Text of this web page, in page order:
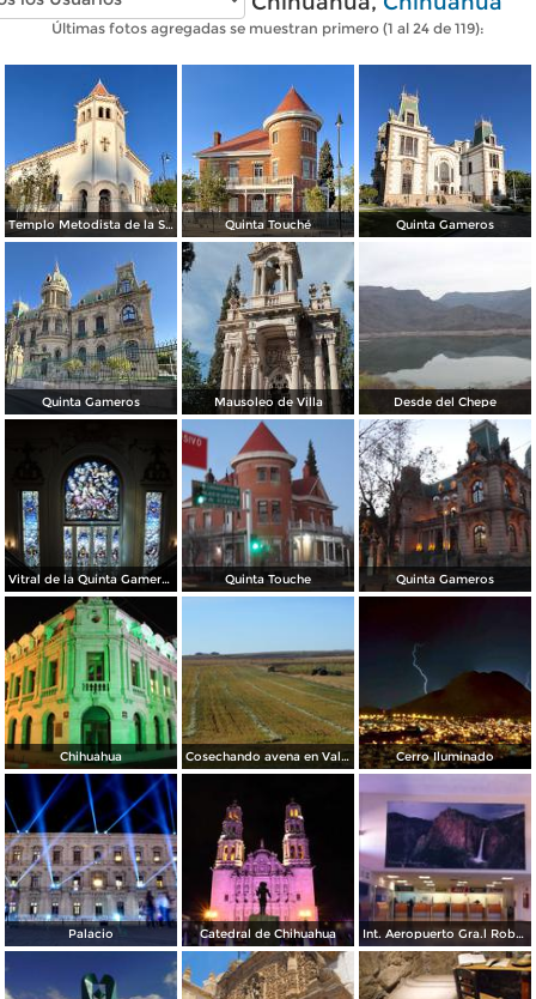
Últimas fotos agregadas se muestran primero (1 al 24 de 119):
Templo Metodista de la Santísima Trinidad. Quinta Touché Quinta Gameros
Quinta Gameros Mausoleo de Villa Desde del Chepe
Vitral de la Quinta Gameros / 2011 Quinta Touche Quinta Gameros
Chihuahua Cosechando avena en Valles de Chihuahua Cerro Iluminado
Palacio Catedral de Chihuahua Int. Aeropuerto Gra.l Roberto Fierro V.